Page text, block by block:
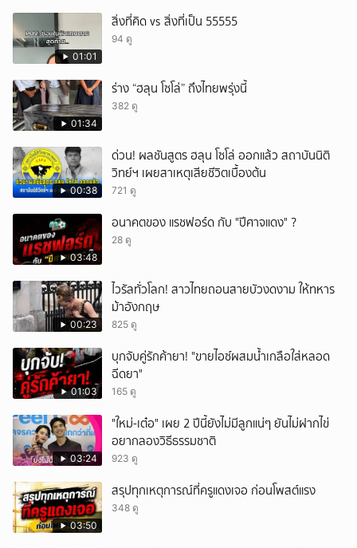
01:01
สิ่งที่คิด vs สิ่งที่เป็น 55555
94 ดู
01:34
ร่าง “ฮลุน โซโล่” ถึงไทยพรุ่งนี้
382 ดู
00:38
ด่วน! ผลชันสูตร ฮลุน โซโล่ ออกแล้ว สถาบันนิติ
วิทย์ฯ เผยสาเหตุเสียชีวิตเบื้องต้น
721 ดู
03:48
อนาคตของ แรชฟอร์ด กับ "ปีศาจแดง" ?
28 ดู
00:23
ไวรัลทั่วโลก! สาวไทยถอนสายบัวงดงาม ให้ทหาร
ม้าอังกฤษ
825 ดู
01:03
บุกจับคู่รักค้ายา! "ขายไอซ์ผสมน้ำเกลือใส่หลอด
ฉีดยา"
165 ดู
03:24
"ใหม่-เต๋อ" เผย 2 ปีนี้ยังไม่มีลูกแน่ๆ ยันไม่ฝากไข่
อยากลองวิธีธรรมชาติ
923 ดู
03:50
สรุปทุกเหตุการณ์ที่ครูแดงเจอ ก่อนโพสต์แรง
348 ดู